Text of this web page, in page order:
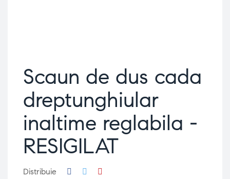
Scaun de dus cada
dreptunghiular
inaltime reglabila -
RESIGILAT
Distribuie